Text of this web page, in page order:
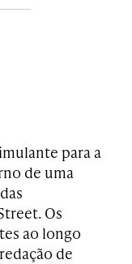
para a
de uma
Os
ao longo
de